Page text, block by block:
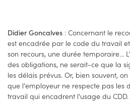
Didier Goncalves : Concernant le
est encadrée par le code du travail
son recours, une durée temporaire...
des obligations, ne serait-ce que la
les délais prévus. Or, bien souvent,
que l'employeur ne respecte pas les
travail qui encadrent l'usage du CDD.